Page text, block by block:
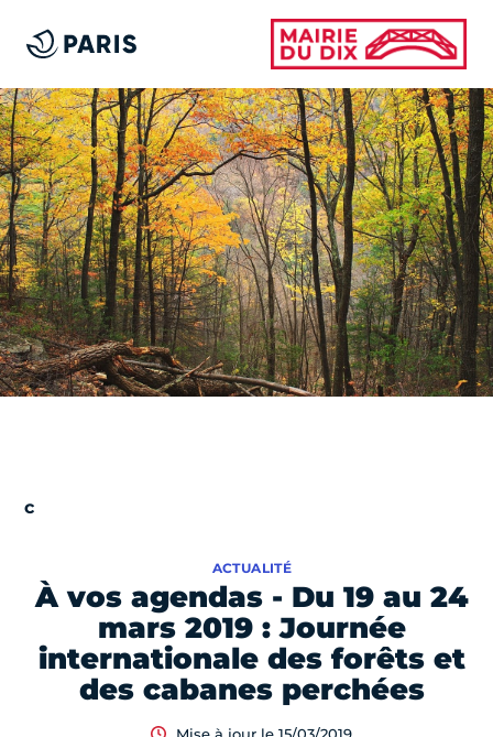
À vos agendas - Du 19 au 24
mars 2019 : Journée
internationale des forêts et
des cabanes perchées
ACTUALITÉ